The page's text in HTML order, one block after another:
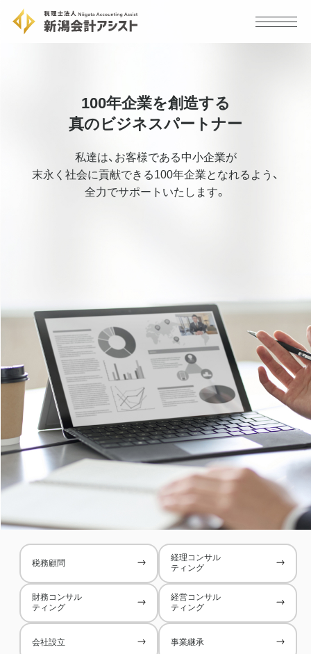
100年企業を創造する
真のビジネスパートナー
私達は、お客様である中小企業が
末永く社会に貢献できる100年企業となれるよう、
全力でサポートいたします。
税務顧問
経理コンサル
ティング
財務コンサル
ティング
経営コンサル
ティング
会社設立 事業継承